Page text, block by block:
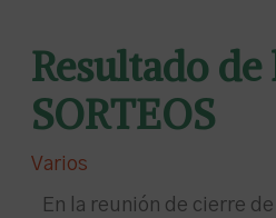
Resultado de
SORTEOS
Varios
En la reunión de cierre